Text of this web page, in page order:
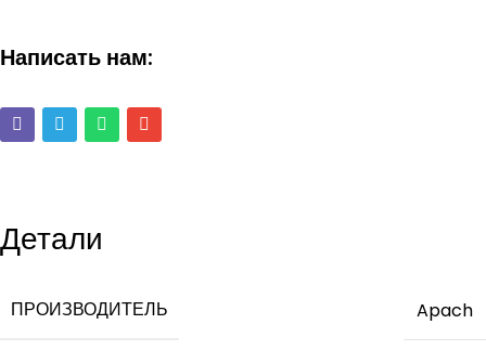
Написать нам:
Детали
ПРОИЗВОДИТЕЛЬ Apach